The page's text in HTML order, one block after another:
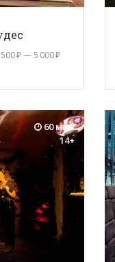
500 ₽ — 5 000 ₽
60 мин
14+